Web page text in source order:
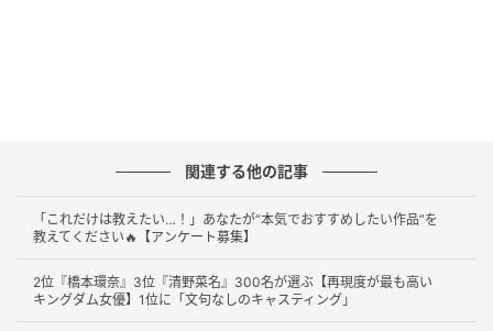
さんです。長年第一線で活躍し続ける
その姿勢や、大ヒット曲・名曲たちへの思い入れから
「人生に自然と溶け込んでいる」「学生時代からずっ
と聴いてきた」というコメントが目立ちました。
関連する他の記事
「これだけは教えたい…！」あなたが“本気でおすすめしたい作品”を
教えてください🔥【アンケート募集】
2位『橋本環奈』3位『清野菜名』300名が選ぶ【再現度が最も高い
キングダム女優】1位に「文句なしのキャスティング」